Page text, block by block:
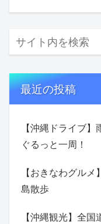
最近の投稿
【沖縄ドライブ
ぐるっと一周！
【おきなわグル
島散歩
【沖縄観光】全